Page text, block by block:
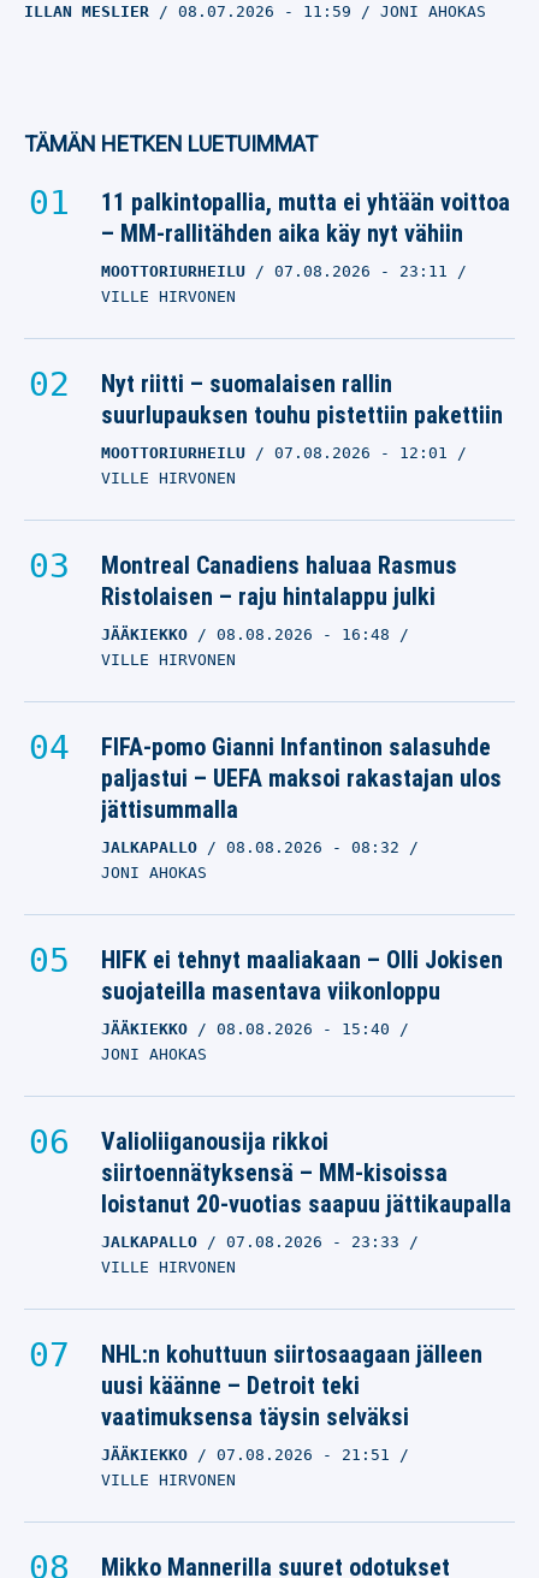
ILLAN MESLIER 08.07.2026 - 11:59 JONI AHOKAS
TÄMÄN HETKEN LUETUIMMAT
11 palkintopallia, mutta ei yhtään voittoa
– MM-rallitähden aika käy nyt vähiin
MOOTTORIURHEILU 07.08.2026 - 23:11
VILLE HIRVONEN
Nyt riitti – suomalaisen rallin
suurlupauksen touhu pistettiin pakettiin
MOOTTORIURHEILU 07.08.2026 - 12:01
VILLE HIRVONEN
Montreal Canadiens haluaa Rasmus
Ristolaisen – raju hintalappu julki
JÄÄKIEKKO 08.08.2026 - 16:48
VILLE HIRVONEN
FIFA-pomo Gianni Infantinon salasuhde
paljastui – UEFA maksoi rakastajan ulos
jättisummalla
JALKAPALLO 08.08.2026 - 08:32
JONI AHOKAS
HIFK ei tehnyt maaliakaan – Olli Jokisen
suojateilla masentava viikonloppu
JÄÄKIEKKO 08.08.2026 - 15:40
JONI AHOKAS
Valioliiganousija rikkoi
siirtoennätyksensä – MM-kisoissa
loistanut 20-vuotias saapuu jättikaupalla
JALKAPALLO 07.08.2026 - 23:33
VILLE HIRVONEN
NHL:n kohuttuun siirtosaagaan jälleen
uusi käänne – Detroit teki
vaatimuksensa täysin selväksi
JÄÄKIEKKO 07.08.2026 - 21:51
VILLE HIRVONEN
Mikko Mannerilla suuret odotukset